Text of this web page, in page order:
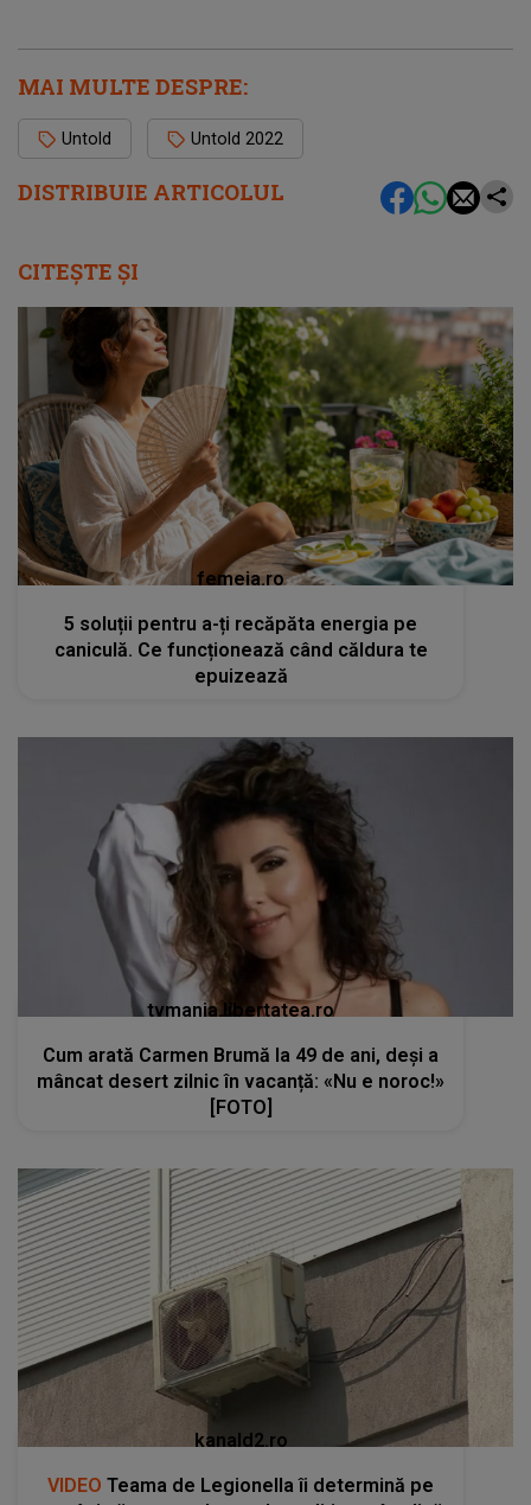
DISTRIBUIE ARTICOLUL
MAI MULTE DESPRE:
Untold Untold 2022
CITEȘTE ȘI
femeia.ro
5 soluții pentru a-ți recăpăta energia pe
caniculă. Ce funcționează când căldura te
epuizează
tvmania.libertatea.ro
Cum arată Carmen Brumă la 49 de ani, deși a
mâncat desert zilnic în vacanță: «Nu e noroc!»
[FOTO]
kanald2.ro
VIDEO Teama de Legionella îi determină pe